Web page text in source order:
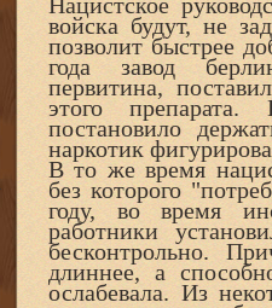
войска будут, не
позволит быстрее
года завод
первитина,
этого препарата.
постановило
наркотик
В то же время
без которого
году, во время
работники
бесконтрольно.
длиннее, а
ослабевала. Из